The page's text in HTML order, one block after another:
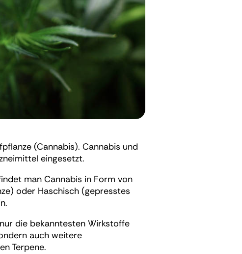
(Cannabis). Cannabis und
eingesetzt.
man Cannabis in Form von
oder Haschisch (gepresstes
die bekanntesten Wirkstoffe
auch weitere
Terpene.